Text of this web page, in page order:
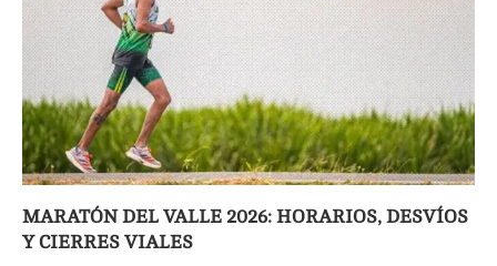
MARATÓN DEL VALLE 2026: HORARIOS, DESVÍOS
Y CIERRES VIALES